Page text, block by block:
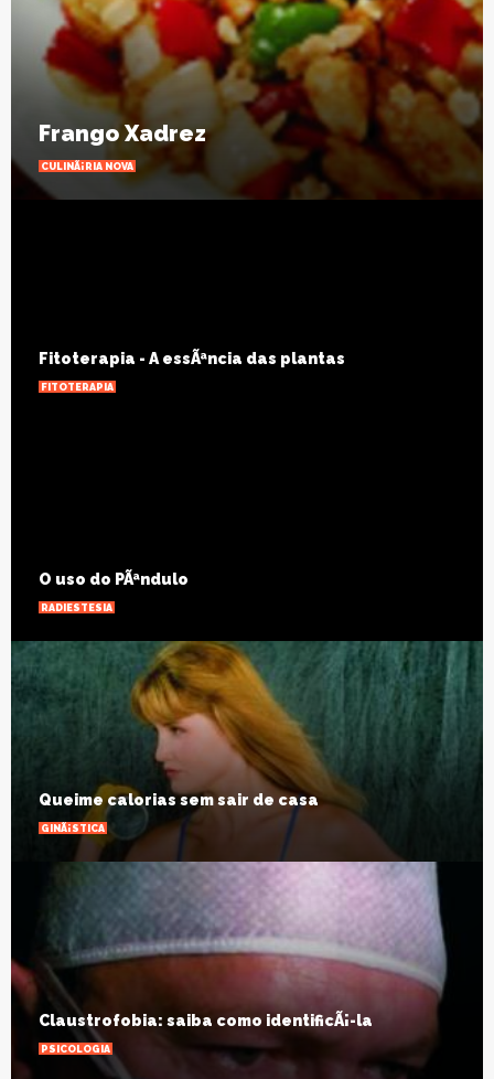
Frango Xadrez
CULINÃ¡RIA NOVA
Fitoterapia - A essÃªncia das plantas
FITOTERAPIA
O uso do PÃªndulo
RADIESTESIA
Queime calorias sem sair de casa
GINÃ¡STICA
Claustrofobia: saiba como identificÃ¡-la
PSICOLOGIA